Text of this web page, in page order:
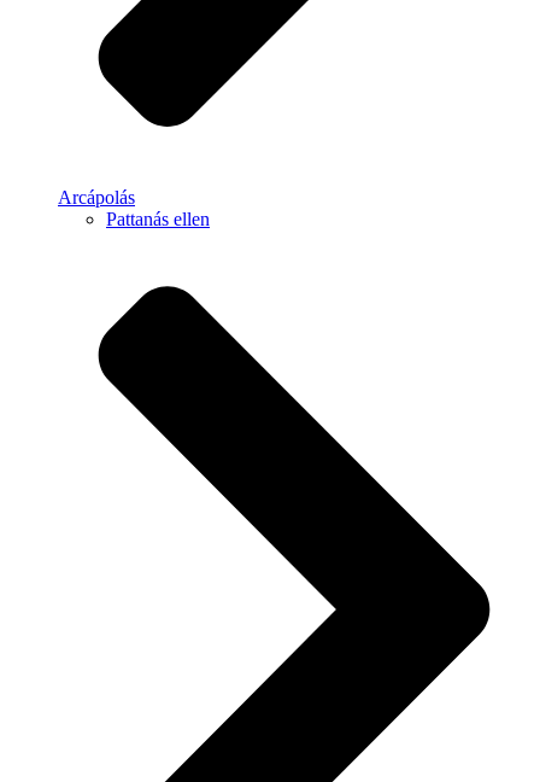
Arcápolás
Pattanás ellen